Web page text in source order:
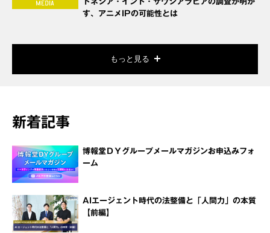
す、アニメIPの可能性とは
もっと見る
新着記事
博報堂ＤＹグループメールマガジンお申込みフォ
ーム
AIエージェント時代の法整備と「人間力」の本質
【前編】